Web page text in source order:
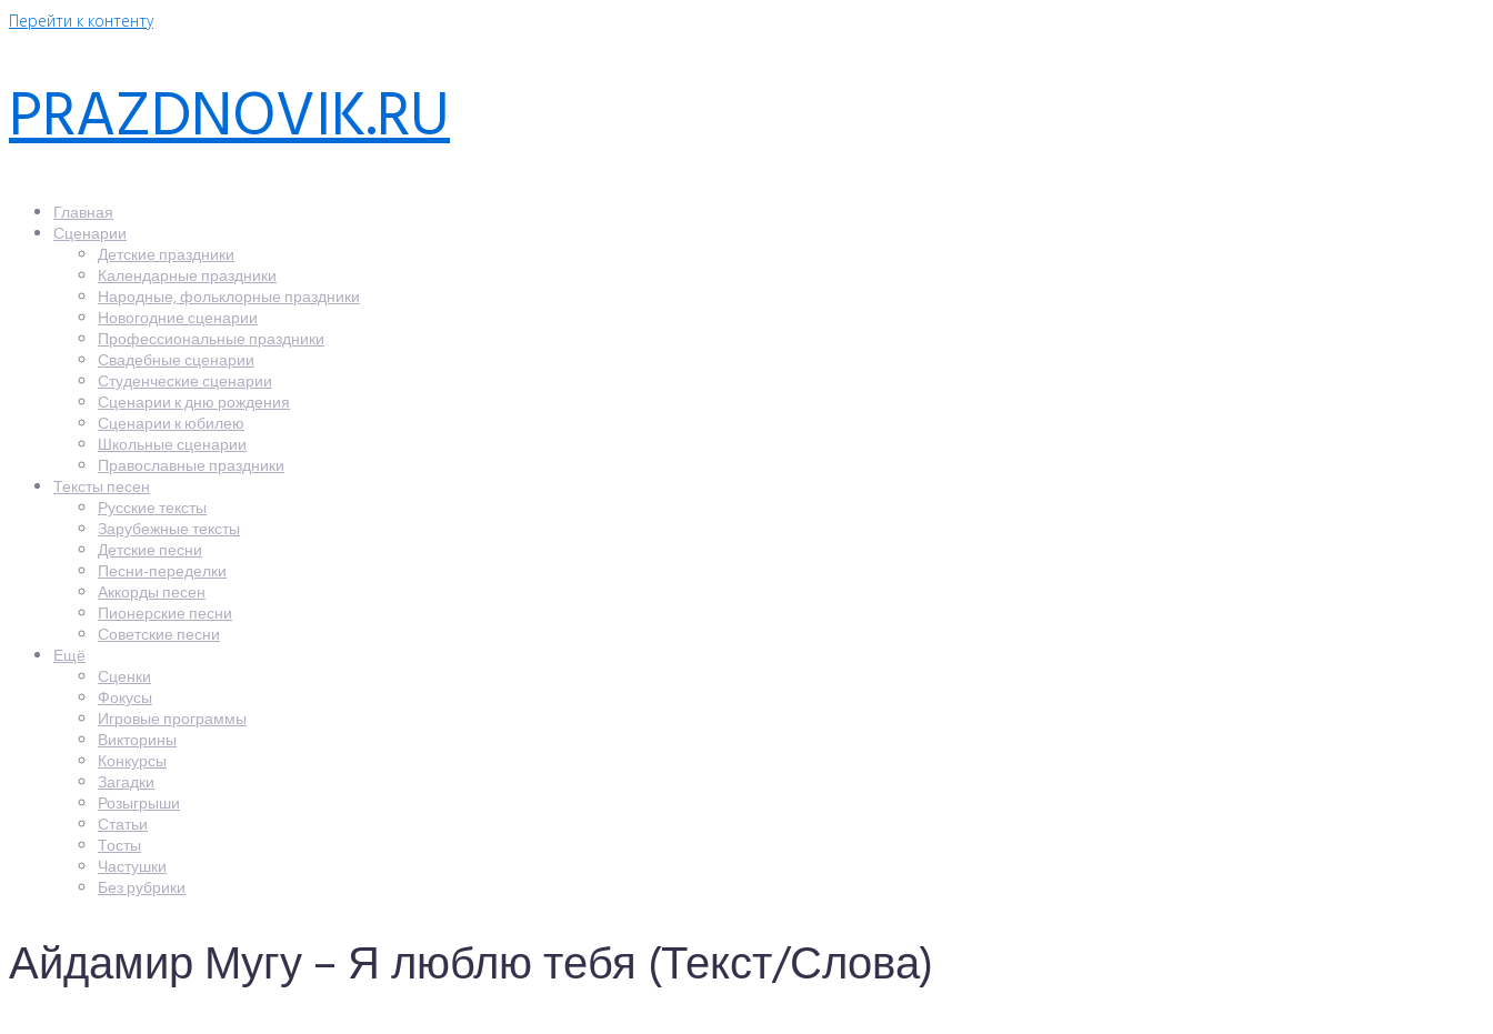
Перейти к контенту
PRAZDNOVIK.RU
Главная
Сценарии
Детские праздники
Календарные праздники
Народные, фольклорные праздники
Новогодние сценарии
Профессиональные праздники
Свадебные сценарии
Студенческие сценарии
Сценарии к дню рождения
Сценарии к юбилею
Школьные сценарии
Православные праздники
Тексты песен
Русские тексты
Зарубежные тексты
Детские песни
Песни-переделки
Аккорды песен
Пионерские песни
Советские песни
Ещё
Сценки
Фокусы
Игровые программы
Викторины
Конкурсы
Загадки
Розыгрыши
Статьи
Тосты
Частушки
Без рубрики
Айдамир Мугу – Я люблю тебя (Текст/Слова)